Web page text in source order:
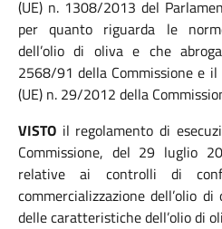
(UE) n. 1308/2013 del
per quanto riguarda le
dell’olio di oliva e che
2568/91 della Commissione e
(UE) n. 29/2012 della
VISTO il regolamento di
Commissione, del 29 luglio
relative ai controlli di
commercializzazione dell’olio
delle caratteristiche dell’olio di